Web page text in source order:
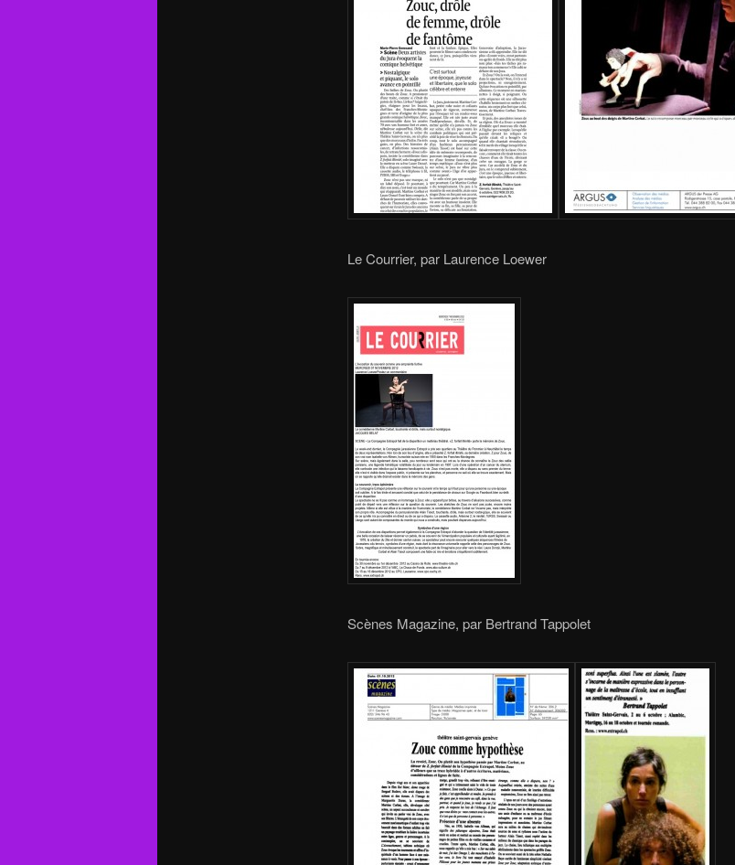
Le Courrier, par Laurence Loewer
Scènes Magazine, par Bertrand Tappolet